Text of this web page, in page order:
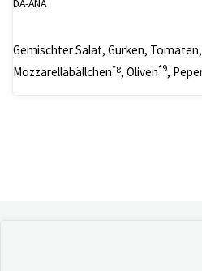
DA-ANA
Gemischter Salat, Gurken,
Mozzarellabällchen*g, Oliven*9,